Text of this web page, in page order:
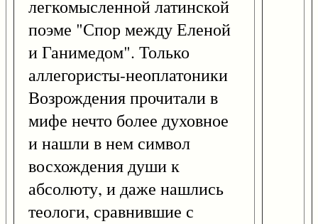
легкомысленной латинской
поэме "Спор между Еленой
и Ганимедом". Только
аллегористы-неоплатоники
Возрождения прочитали в
мифе нечто более духовное
и нашли в нем символ
восхождения души к
абсолюту, и даже нашлись
теологи, сравнившие с